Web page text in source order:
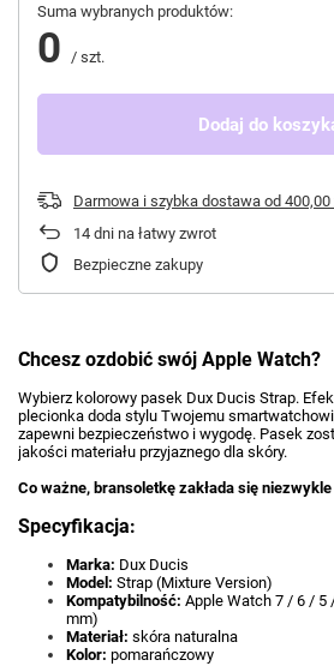
Suma wybranych produktów:
0 / szt.
Dodaj do
Darmowa i szybka dostawa od 400,00
14 dni na łatwy zwrot
Bezpieczne zakupy
Chcesz ozdobić swój Apple Watch?
Wybierz kolorowy pasek Dux Ducis Strap.
plecionka doda stylu Twojemu smartwatchowi
zapewni bezpieczeństwo i wygodę. Pasek
jakości materiału przyjaznego dla skóry.
Co ważne, bransoletkę zakłada się
Specyfikacja:
Marka: Dux Ducis
Model: Strap (Mixture Version)
Kompatybilność: Apple Watch 7 / 6 / 5
mm)
Materiał: skóra naturalna
Kolor: pomarańczowy